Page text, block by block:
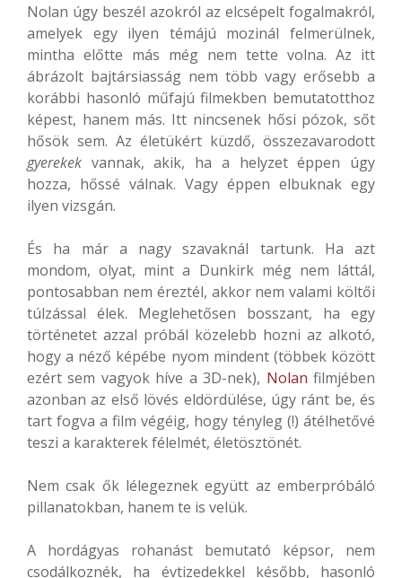
Nolan úgy beszél azokról az elcsépelt fogalmakról,
amelyek egy ilyen témájú mozinál felmerülnek,
mintha előtte más még nem tette volna. Az itt
ábrázolt bajtársiasság nem több vagy erősebb a
korábbi hasonló műfajú filmekben bemutatotthoz
képest, hanem más. Itt nincsenek hősi pózok, sőt
hősök sem. Az életükért küzdő, összezavarodott
gyerekek vannak, akik, ha a helyzet éppen úgy
hozza, hőssé válnak. Vagy éppen elbuknak egy
ilyen vizsgán.
És ha már a nagy szavaknál tartunk. Ha azt
mondom, olyat, mint a Dunkirk még nem láttál,
pontosabban nem éreztél, akkor nem valami költői
túlzással élek. Meglehetősen bosszant, ha egy
történetet azzal próbál közelebb hozni az alkotó,
hogy a néző képébe nyom mindent (többek között
ezért sem vagyok híve a 3D-nek), Nolan filmjében
azonban az első lövés eldördülése, úgy ránt be, és
tart fogva a film végéig, hogy tényleg (!) átélhetővé
teszi a karakterek félelmét, életösztönét.
Nem csak ők lélegeznek együtt az emberpróbáló
pillanatokban, hanem te is velük.
A hordágyas rohanást bemutató képsor, nem
csodálkoznék, ha évtizedekkel később, hasonló